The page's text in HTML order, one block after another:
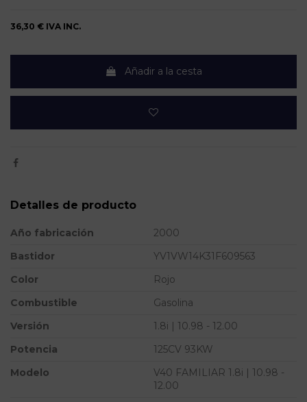
36,30 € IVA INC.
Añadir a la cesta
Detalles de producto
Año fabricación
2000
Bastidor
YV1VW14K31F609563
Color
Rojo
Combustible
Gasolina
Versión
1.8i | 10.98 - 12.00
Potencia
125CV 93KW
Modelo
V40 FAMILIAR 1.8i | 10.98 -
12.00